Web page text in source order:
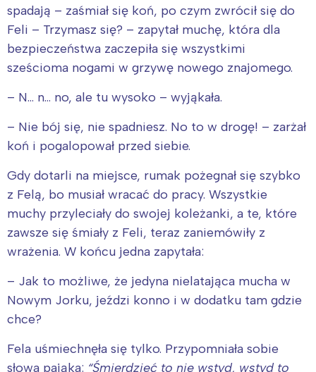
spadają – zaśmiał się koń, po czym zwrócił się do
Feli – Trzymasz się? – zapytał muchę, która dla
bezpieczeństwa zaczepiła się wszystkimi
sześcioma nogami w grzywę nowego znajomego.
– N… n… no, ale tu wysoko – wyjąkała.
– Nie bój się, nie spadniesz. No to w drogę! – zarżał
koń i pogalopował przed siebie.
Gdy dotarli na miejsce, rumak pożegnał się szybko
z Felą, bo musiał wracać do pracy. Wszystkie
muchy przyleciały do swojej koleżanki, a te, które
zawsze się śmiały z Feli, teraz zaniemówiły z
wrażenia. W końcu jedna zapytała:
– Jak to możliwe, że jedyna nielatająca mucha w
Nowym Jorku, jeździ konno i w dodatku tam gdzie
chce?
Fela uśmiechnęła się tylko. Przypomniała sobie
słowa pająka: “Śmierdzieć to nie wstyd, wstyd to
Interesują mnie wydarzenia z
tego regionu:
Warszawa
Łódź
Trójmiasto
Poznań
Wrocław
Śląsk
Kraków
Południe
Północ
Wszystkie
Wybieram